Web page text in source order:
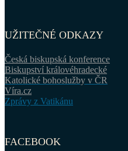
UŽITEČNÉ ODKAZY
Česká biskupská konference
Biskupství královéhradecké
Katolické bohoslužby v ČR
Víra.cz
Zprávy z Vatikánu
FACEBOOK